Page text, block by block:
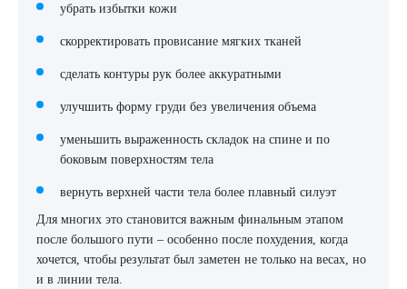
убрать избытки кожи
скорректировать провисание мягких тканей
сделать контуры рук более аккуратными
улучшить форму груди без увеличения объема
уменьшить выраженность складок на спине и по
боковым поверхностям тела
вернуть верхней части тела более плавный силуэт
Для многих это становится важным финальным этапом
после большого пути – особенно после похудения, когда
хочется, чтобы результат был заметен не только на весах, но
и в линии тела.